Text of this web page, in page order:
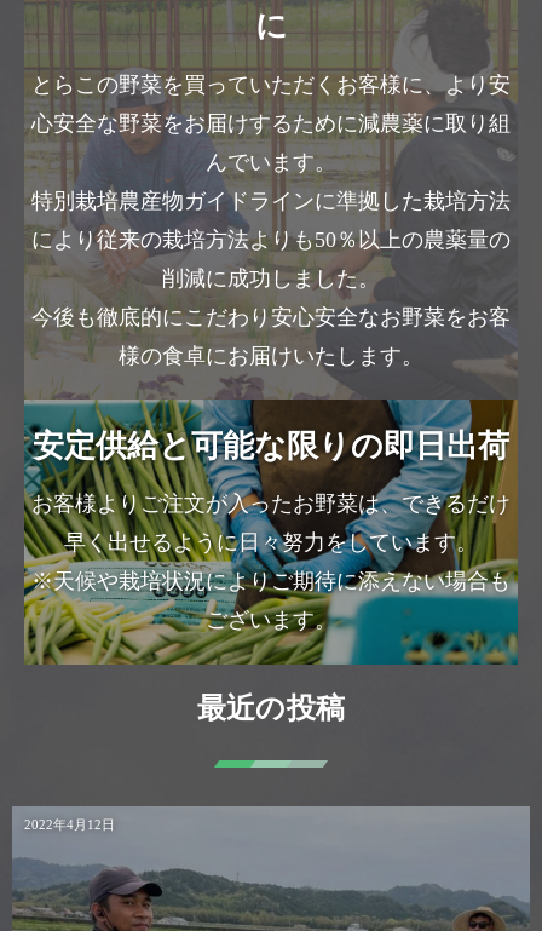
に
とらこの野菜を買っていただくお客様に、より安
心安全な野菜をお届けするために減農薬に取り組
んでいます。
特別栽培農産物ガイドラインに準拠した栽培方法
により従来の栽培方法よりも50％以上の農薬量の
削減に成功しました。
今後も徹底的にこだわり安心安全なお野菜をお客
様の食卓にお届けいたします。
安定供給と可能な限りの即日出荷
お客様よりご注文が入ったお野菜は、できるだけ
早く出せるように日々努力をしています。
※天候や栽培状況によりご期待に添えない場合も
ございます。
最近の投稿
2022年4月12日